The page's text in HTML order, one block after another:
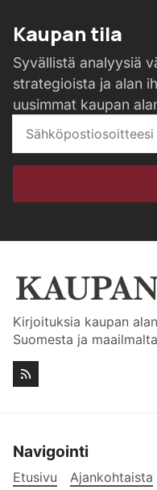
Kaupan tila
Syvällistä analyysiä
strategioista ja alan
uusimmat kaupan
Kirjoituksia kaupan
Suomesta ja
Navigointi
Etusivu Ajankohtaista